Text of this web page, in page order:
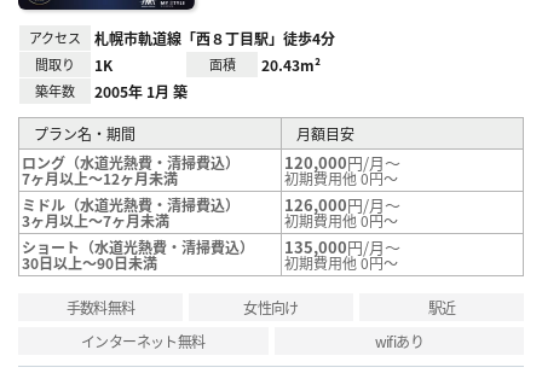
アクセス 札幌市軌道線「西８丁目駅」徒歩4分
間取り 1K 面積 20.43m²
築年数 2005年 1月 築
プラン名・期間
月額目安
ロング（水道光熱費・清掃費込）
7ヶ月以上～12ヶ月未満
120,000円/月～
初期費用他 0円～
ミドル（水道光熱費・清掃費込）
3ヶ月以上～7ヶ月未満
126,000円/月～
初期費用他 0円～
ショート（水道光熱費・清掃費込）
30日以上～90日未満
135,000円/月～
初期費用他 0円～
手数料無料 女性向け
駅近
インターネット無料
wifiあり